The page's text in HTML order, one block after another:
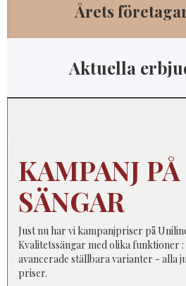
Årets
Aktuella
KAMPANJ
SÄNGAR
Just nu har vi kampanjpriser på
Kvalitetssängar med olika funktioner
avancerade ställbara varianter - alla
priser.